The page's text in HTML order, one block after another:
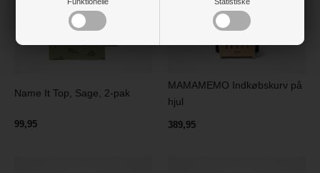
Name It Top, Sage, 2-pak
99,95
MAMAMEMO Indkøbskurv på
hjul
389,95